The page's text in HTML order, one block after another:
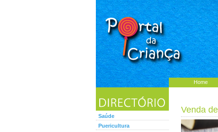
Home
Saúde
Puericultura
Venda